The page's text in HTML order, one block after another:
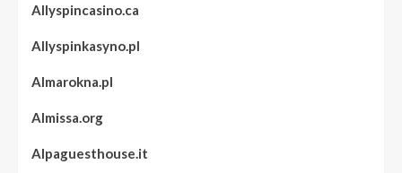
Allyspincasino.ca
Allyspinkasyno.pl
Almarokna.pl
Almissa.org
Alpaguesthouse.it